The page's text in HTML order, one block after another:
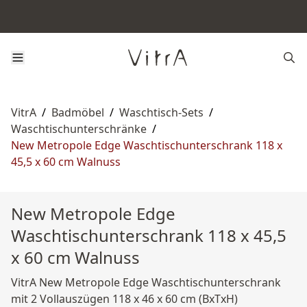
VitrA / Badmöbel / Waschtisch-Sets /
Waschtischunterschränke /
New Metropole Edge Waschtischunterschrank 118 x
45,5 x 60 cm Walnuss
New Metropole Edge
Waschtischunterschrank 118 x 45,5
x 60 cm Walnuss
VitrA New Metropole Edge Waschtischunterschrank
mit 2 Vollauszügen 118 x 46 x 60 cm (BxTxH)